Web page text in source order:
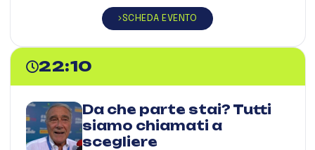
SCHEDA EVENTO
22:10
Da che parte stai? Tutti
siamo chiamati a
scegliere